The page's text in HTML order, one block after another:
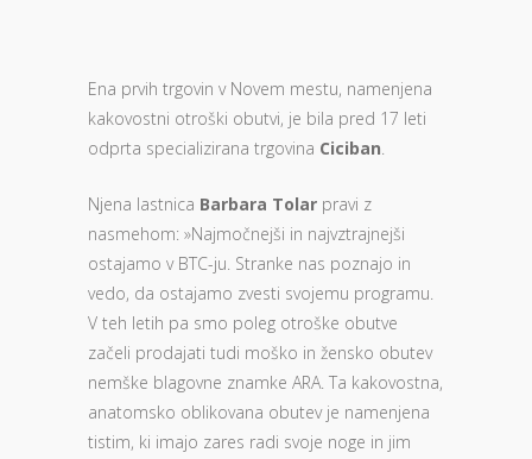
Ena prvih trgovin v Novem mestu, namenjena
kakovostni otroški obutvi, je bila pred 17 leti
odprta specializirana trgovina Ciciban.
Njena lastnica Barbara Tolar pravi z
nasmehom: »Najmočnejši in najvztrajnejši
ostajamo v BTC-ju. Stranke nas poznajo in
vedo, da ostajamo zvesti svojemu programu.
V teh letih pa smo poleg otroške obutve
začeli prodajati tudi moško in žensko obutev
nemške blagovne znamke ARA. Ta kakovostna,
anatomsko oblikovana obutev je namenjena
tistim, ki imajo zares radi svoje noge in jim